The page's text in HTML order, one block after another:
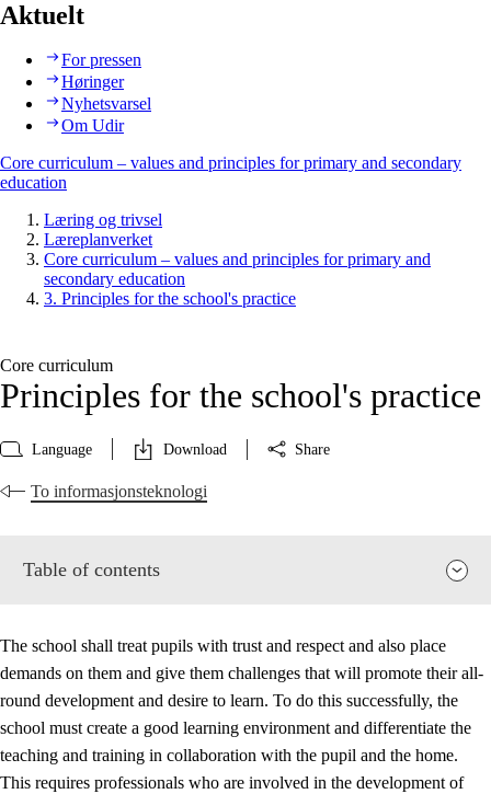
Aktuelt
For pressen
Høringer
Nyhetsvarsel
Om Udir
Core curriculum – values and principles for primary and secondary
education
Læring og trivsel
Læreplanverket
Core curriculum – values and principles for primary and
secondary education
3. Principles for the school's practice
Core curriculum
Principles for the school's practice
Language Download Share
To informasjonsteknologi
Table of contents
The school shall treat pupils with trust and respect and also place
demands on them and give them challenges that will promote their all-
round development and desire to learn. To do this successfully, the
school must create a good learning environment and differentiate the
teaching and training in collaboration with the pupil and the home.
This requires professionals who are involved in the development of